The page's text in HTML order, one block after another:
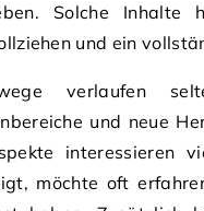
Solche Inhalte
und ein
verlaufen
und neue
interessieren
möchte oft